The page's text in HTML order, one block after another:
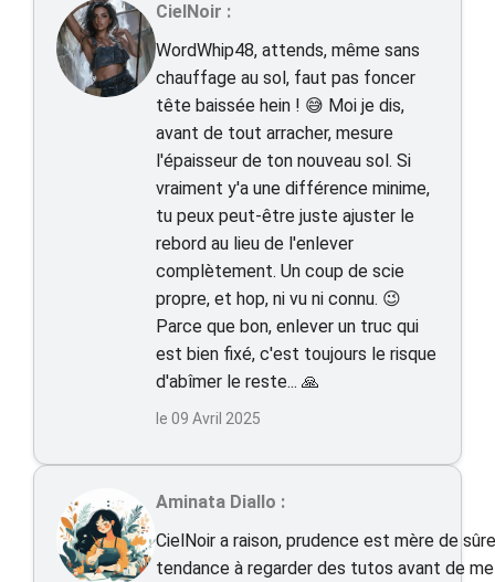
CielNoir :
WordWhip48, attends, même sans
chauffage au sol, faut pas foncer
tête baissée hein ! 😅 Moi je dis,
avant de tout arracher, mesure
l'épaisseur de ton nouveau sol. Si
vraiment y'a une différence minime,
tu peux peut-être juste ajuster le
rebord au lieu de l'enlever
complètement. Un coup de scie
propre, et hop, ni vu ni connu. 😉
Parce que bon, enlever un truc qui
est bien fixé, c'est toujours le risque
d'abîmer le reste... 🙏
le 09 Avril 2025
Aminata Diallo :
CielNoir a raison, prudence est mère de
tendance à regarder des tutos avant de